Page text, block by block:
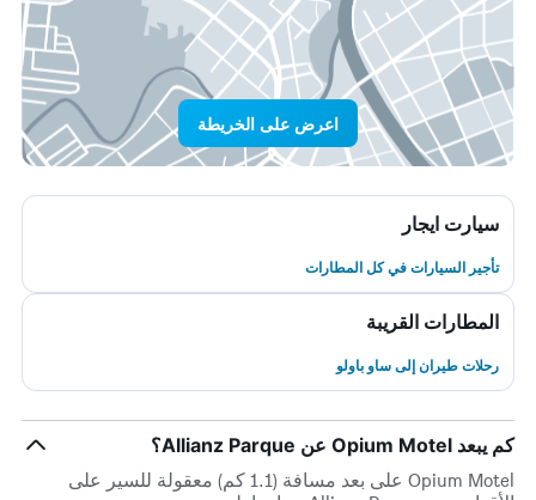
اعرض على الخريطة
سيارت ايجار
تأجير السيارات في كل المطارات
المطارات القريبة
رحلات طيران إلى ساو باولو
كم يبعد Opium Motel عن Allianz Parque؟
Opium Motel على بعد مسافة (1.1 كم) معقولة للسير على